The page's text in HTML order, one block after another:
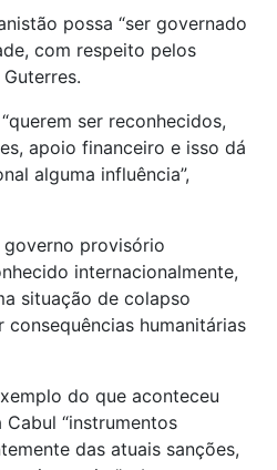
possa “ser governado
com respeito pelos
ser reconhecidos,
apoio financeiro e isso dá
alguma influência”,
provisório
internacionalmente,
situação de colapso
humanitárias
do que aconteceu
“instrumentos
das atuais sanções,